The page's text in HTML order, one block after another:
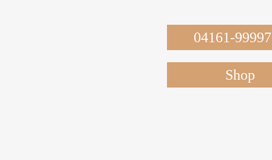
04161-
Shop